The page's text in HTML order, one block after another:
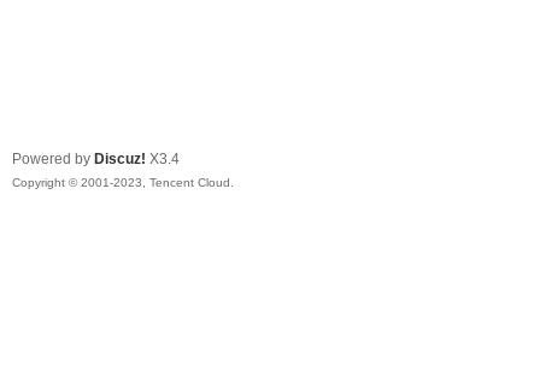
Powered by Discuz! X3.4
Copyright © 2001-2023, Tencent Cloud.